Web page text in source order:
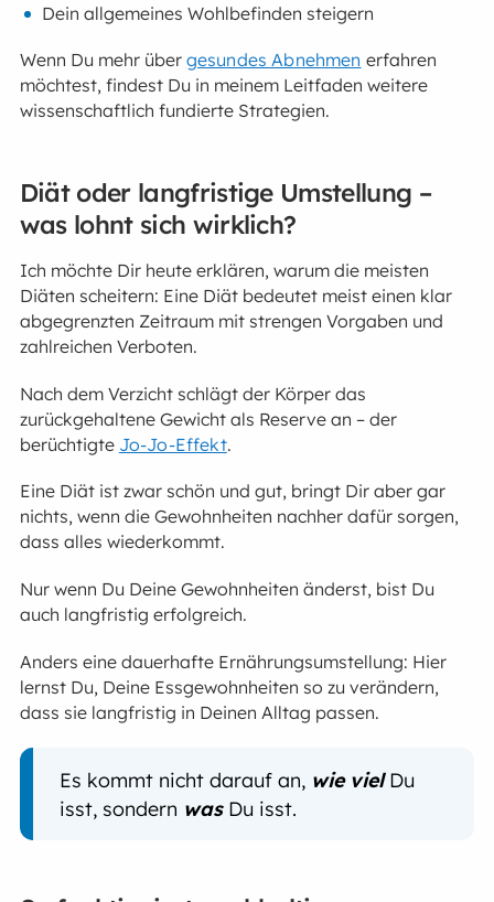
Dein allgemeines Wohlbefinden steigern
Wenn Du mehr über gesundes Abnehmen erfahren
möchtest, findest Du in meinem Leitfaden weitere
wissenschaftlich fundierte Strategien.
Diät oder langfristige Umstellung –
was lohnt sich wirklich?
Ich möchte Dir heute erklären, warum die meisten
Diäten scheitern: Eine Diät bedeutet meist einen klar
abgegrenzten Zeitraum mit strengen Vorgaben und
zahlreichen Verboten.
Nach dem Verzicht schlägt der Körper das
zurückgehaltene Gewicht als Reserve an – der
berüchtigte Jo-Jo-Effekt.
Eine Diät ist zwar schön und gut, bringt Dir aber gar
nichts, wenn die Gewohnheiten nachher dafür sorgen,
dass alles wiederkommt.
Nur wenn Du Deine Gewohnheiten änderst, bist Du
auch langfristig erfolgreich.
Anders eine dauerhafte Ernährungsumstellung: Hier
lernst Du, Deine Essgewohnheiten so zu verändern,
dass sie langfristig in Deinen Alltag passen.
Es kommt nicht darauf an, wie vielDu
isst, sondern wasDu isst.